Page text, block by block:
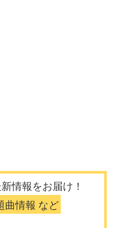
情報をお届け！
曲情報 など